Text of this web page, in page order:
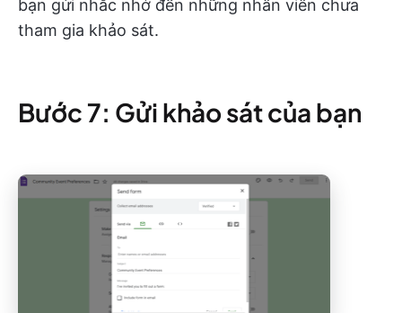
bạn gửi nhắc nhở đến những nhân viên chưa
tham gia khảo sát.
Bước 7: Gửi khảo sát của bạn